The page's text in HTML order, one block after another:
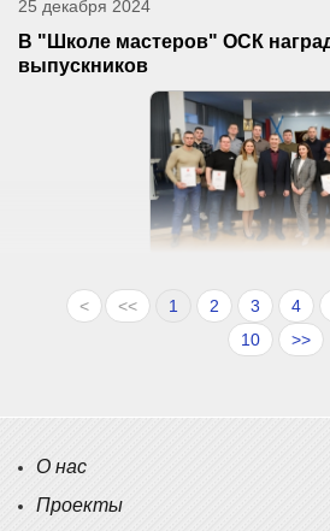
25 декабря 2024
В "Школе мастеров" ОСК
выпускников
<<
< 1 2 3 4
10
>>
О нас
Проекты